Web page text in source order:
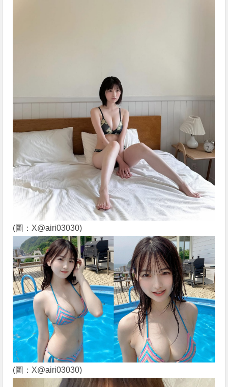
(圖：X@airi03030)
(圖：X@airi03030)